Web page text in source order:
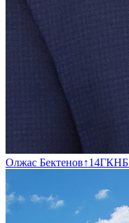
Олжас Бектенов↑14ГКНБ